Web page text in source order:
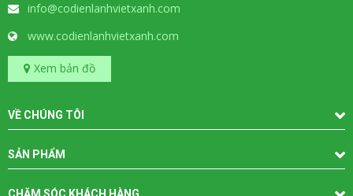
info@codienlanhvietxanh.com
www.codienlanhvietxanh.com
Xem bản đồ
VỀ CHÚNG TÔI
SẢN PHẨM